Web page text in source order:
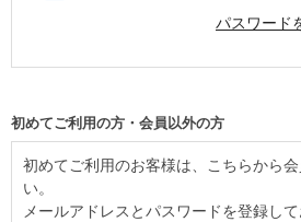
パスワード
初めてご利用の方・会員以外の方
初めてご利用のお客様は、こちらから
い。
メールアドレスとパスワードを登録し